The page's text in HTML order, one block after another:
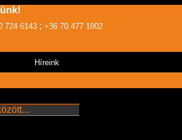
724 6143 ; +36 70 477 1802
Híreink